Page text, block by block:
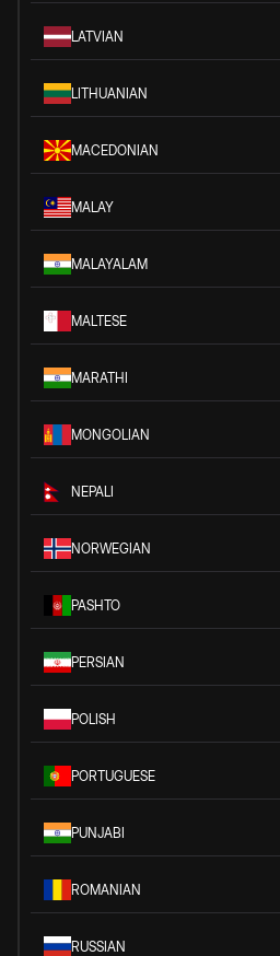
LATVIAN
LITHUANIAN
MACEDONIAN
MALAY
MALAYALAM
MALTESE
MARATHI
MONGOLIAN
NEPALI
NORWEGIAN
PASHTO
PERSIAN
POLISH
PORTUGUESE
PUNJABI
ROMANIAN
RUSSIAN